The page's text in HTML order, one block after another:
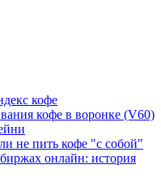
кофе
кофе в воронке (V60)
не пить кофе "с собой"
онлайн: история